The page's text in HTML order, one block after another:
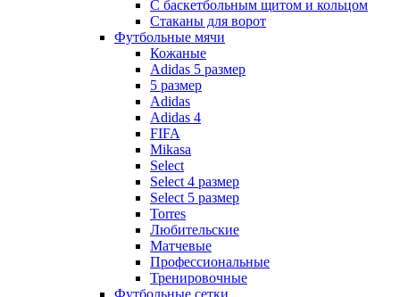
С баскетбольным щитом и кольцом
Стаканы для ворот
Футбольные мячи
Кожаные
Adidas 5 размер
5 размер
Adidas
Adidas 4
FIFA
Mikasa
Select
Select 4 размер
Select 5 размер
Torres
Любительские
Матчевые
Профессиональные
Тренировочные
Футбольные сетки